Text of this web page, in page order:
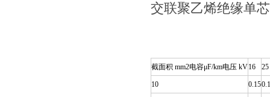
交联聚乙烯绝缘单
截面积 mm2电容μF/km电压 kV16 25
10 0.15